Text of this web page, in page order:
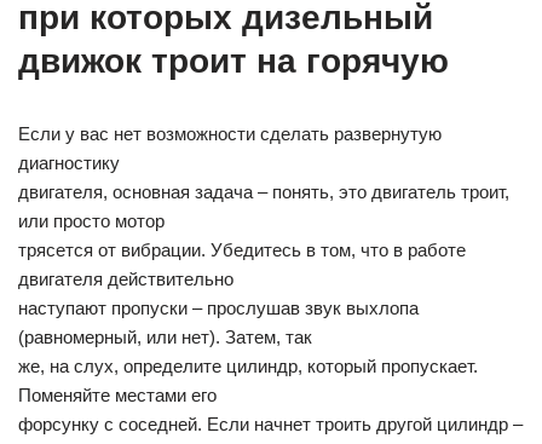
при которых дизельный
движок троит на горячую
Если у вас нет возможности сделать развернутую
диагностику
двигателя, основная задача – понять, это двигатель троит,
или просто мотор
трясется от вибрации. Убедитесь в том, что в работе
двигателя действительно
наступают пропуски – прослушав звук выхлопа
(равномерный, или нет). Затем, так
же, на слух, определите цилиндр, который пропускает.
Поменяйте местами его
форсунку с соседней. Если начнет троить другой цилиндр –